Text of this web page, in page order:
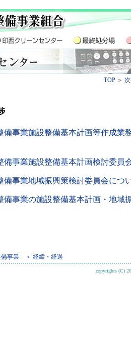
TOP ＞
備事業施設整備基本計画等作成業
備事業施設整備基本計画検討委員
備事業地域振興策検討委員会につ
備事業の施設整備基本計画・地域
備事業 ＞ 経緯・経過
copyrights (C)